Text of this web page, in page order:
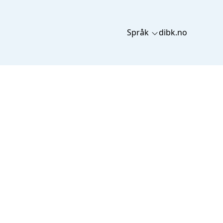
Språk dibk.no